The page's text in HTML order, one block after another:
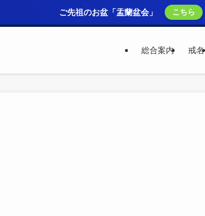
ご先祖のお盆「盂蘭盆会」 こちら
総合案内 戒名